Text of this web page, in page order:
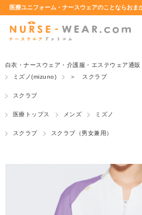
医療ユニフォーム・ナースウェアのことならおま
白衣・ナースウェア・介護服・エステウェア通
ミズノ(mizuno)
＞ スクラブ
スクラブ
医療トップス メンズ ミズノ
スクラブ スクラブ（男女兼用）